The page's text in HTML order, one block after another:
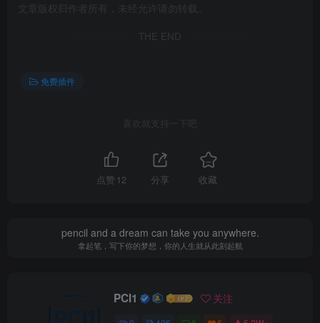
文章版权归作者所有，未经允许请勿转载。
THE END
免费插件
喜欢就支持一下吧
点赞 12 分享 收藏
pencil and a dream can take you anywhere.
拿起笔，写下你的梦想，你的人生就从此刻起航
PCI1 关注